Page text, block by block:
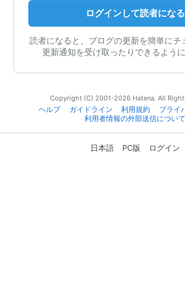
ログインして読者になる
読者になると、ブログの更新を簡単にチ
更新通知を受け取ったりできるように
Copyright (C) 2001-2026 Hatena. All
ヘルプ
ガイドライン 利用規約
プライ
利用者情報の外部送信について
日本語 PC版 ログイン